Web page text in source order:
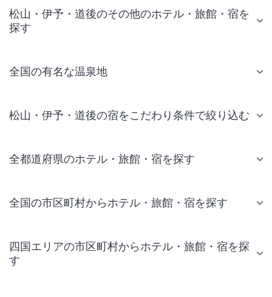
松山・伊予・道後のその他のホテル・旅館・宿を
探す
全国の有名な温泉地
松山・伊予・道後の宿をこだわり条件で絞り込む
全都道府県のホテル・旅館・宿を探す
全国の市区町村からホテル・旅館・宿を探す
四国エリアの市区町村からホテル・旅館・宿を探
す